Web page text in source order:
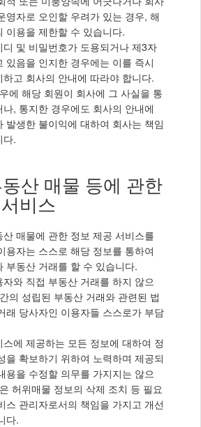
영자로 오인할 우려가 있는 경우, 해
이용을 제한할 수 있습니다.
디 및 비밀번호가 도용되거나 제3자
있음을 인지한 경우에는 이를 즉시
하고 회사의 안내에 따라야 합니다.
에 해당 회원이 회사에 그 사실을 통
나, 통지한 경우에도 회사의 안내에
발생한 불이익에 대하여 회사는 책임
다.
산 매물 등에 관한
비스
산 매물에 관한 정보 제공 서비스를
용자는 스스로 해당 정보를 통하여
부동산 거래를 할 수 있습니다.
자와 직접 부동산 거래를 하지 않으
의 성립된 부동산 거래와 관련된 법
래 당사자인 이용자들 스스로가 부담
스에 제공하는 모든 정보에 대하여 정
을 확보하기 위하여 노력하며 제공되
용을 수정할 의무를 가지지는 않으
허위매물 정보의 삭제 조치 등 필요
스 관리자로서의 책임을 가지고 개선
다.